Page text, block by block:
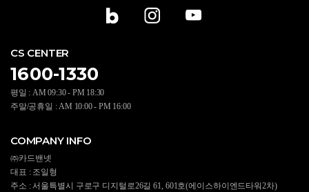
CS CENTER
1600-1330
평일 : AM 09:30 - PM 18:30
주말/공휴일 : AM 10:00 - PM 16:00
COMPANY INFO
㈜카드밴넷
대표 : 조일형
주소 : 서울특별시 구로구 디지털로26길 61, 601호(에이스하이엔드타워2차)